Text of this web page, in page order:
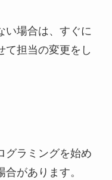
い場合は、すぐに
て担当の変更をし
グラミングを始め
があります。